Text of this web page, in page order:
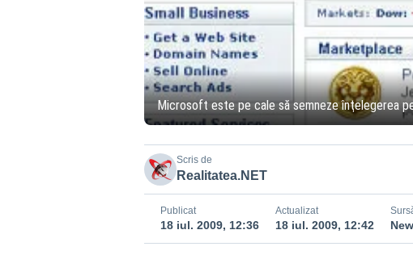
Microsoft este pe cale să semneze înţelegerea
Scris de
Realitatea.NET
Publicat
18 iul. 2009, 12:36
Actualizat
18 iul. 2009, 12:42